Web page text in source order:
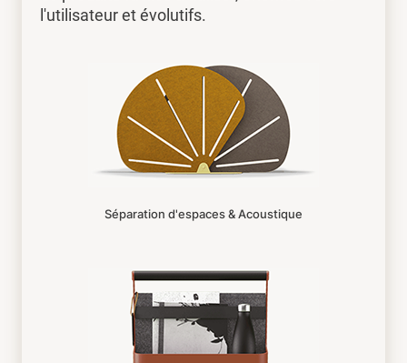
l'utilisateur et évolutifs.
Séparation d'espaces & Acoustique